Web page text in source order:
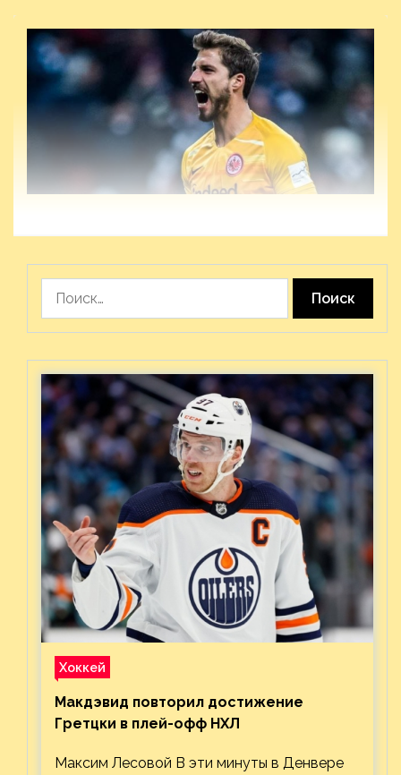
Хоккей
Макдэвид повторил достижение
Гретцки в плей-офф НХЛ
Максим Лесовой В эти минуты в Денвере